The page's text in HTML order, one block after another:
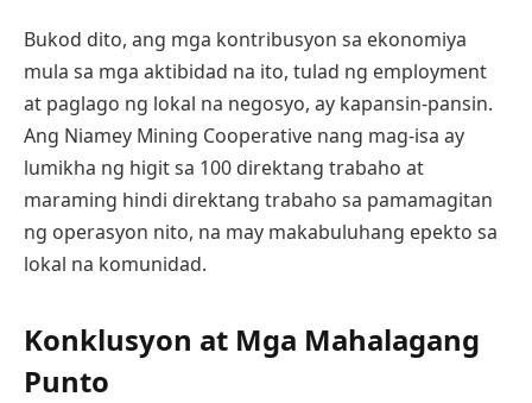
Bukod dito, ang mga kontribusyon sa ekonomiya
mula sa mga aktibidad na ito, tulad ng employment
at paglago ng lokal na negosyo, ay kapansin-pansin.
Ang Niamey Mining Cooperative nang mag-isa ay
lumikha ng higit sa 100 direktang trabaho at
maraming hindi direktang trabaho sa pamamagitan
ng operasyon nito, na may makabuluhang epekto sa
lokal na komunidad.
Konklusyon at Mga Mahalagang
Punto